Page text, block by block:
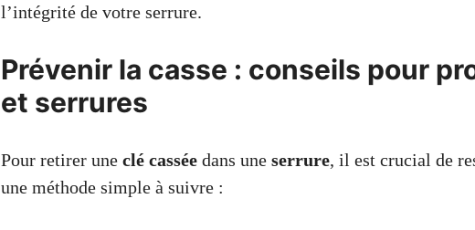
l’intégrité de votre serrure.
Prévenir la casse : conseils pour
et serrures
Pour retirer une clé cassée dans une serrure, il est crucial de
une méthode simple à suivre :